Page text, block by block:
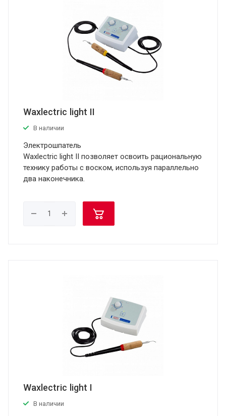
Waxlectric light II
В наличии
Электрошпатель
Waxlectric light II позволяет освоить рациональную
технику работы с воском, используя параллельно
два наконечника.
Waxlectric light I
В наличии